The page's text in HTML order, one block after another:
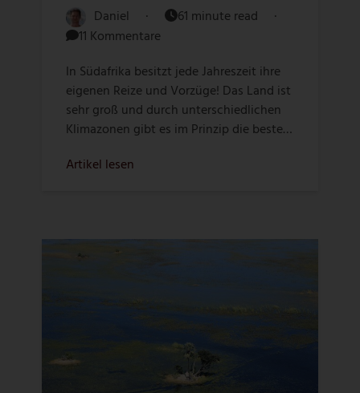
Daniel · 61 minute read
·
11 Kommentare
In Südafrika besitzt jede Jahreszeit ihre
eigenen Reize und Vorzüge! Das Land ist
sehr groß und durch unterschiedlichen
Klimazonen gibt es im Prinzip die beste…
Artikel lesen